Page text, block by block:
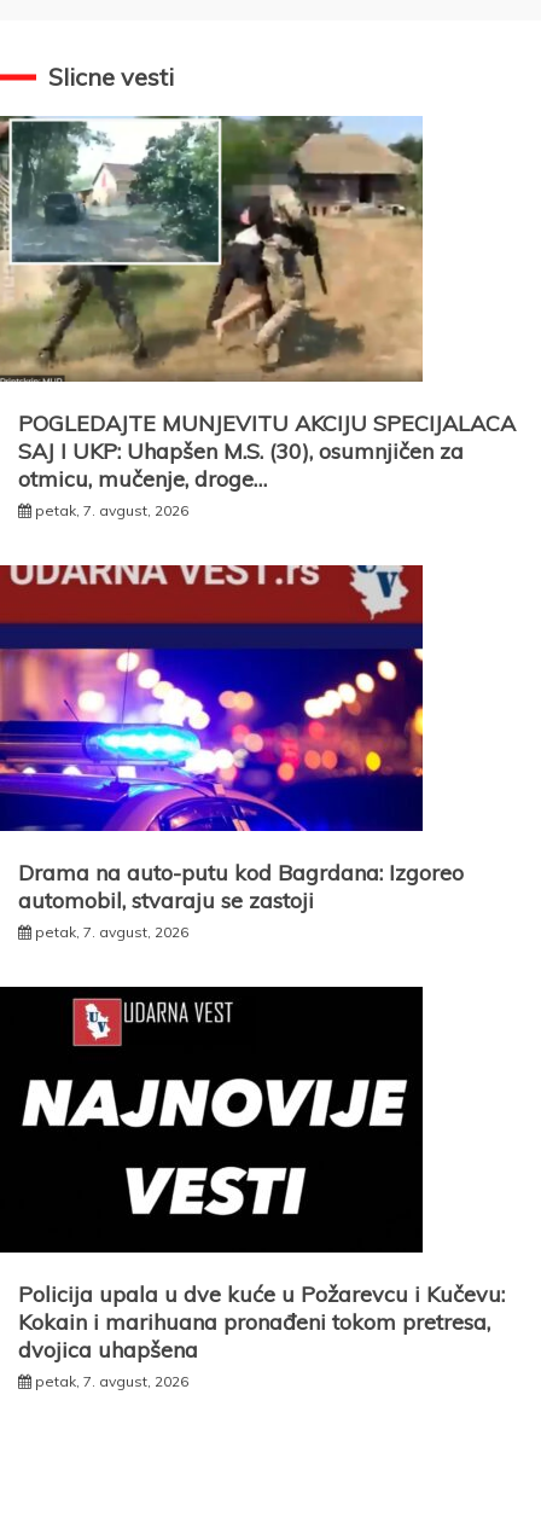
Slicne vesti
POGLEDAJTE MUNJEVITU AKCIJU SPECIJALACA
SAJ I UKP: Uhapšen M.S. (30), osumnjičen za
otmicu, mučenje, droge…
petak, 7. avgust, 2026
Drama na auto-putu kod Bagrdana: Izgoreo
automobil, stvaraju se zastoji
petak, 7. avgust, 2026
Policija upala u dve kuće u Požarevcu i Kučevu:
Kokain i marihuana pronađeni tokom pretresa,
dvojica uhapšena
petak, 7. avgust, 2026